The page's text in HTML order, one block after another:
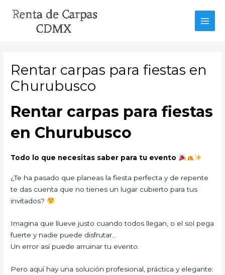
Rentar carpas para fiestas en
Churubusco
Rentar carpas para fiestas
en Churubusco
Todo lo que necesitas saber para tu evento
¿Te ha pasado que planeas la fiesta perfecta y de repente
te das cuenta que no tienes un lugar cubierto para tus
invitados?
Imagina que llueve justo cuando todos llegan, o el sol pega
fuerte y nadie puede disfrutar…
Un error así puede arruinar tu evento.
Pero aquí hay una solución profesional, práctica y elegante: